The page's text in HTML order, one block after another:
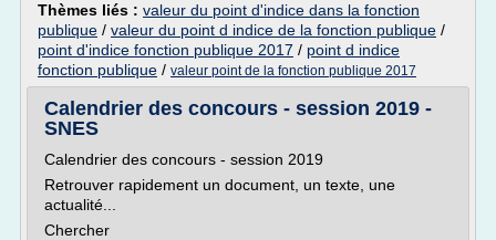
Thèmes liés : valeur du point d'indice dans la fonction
publique / valeur du point d indice de la fonction publique /
point d'indice fonction publique 2017 / point d indice
fonction publique / valeur point de la fonction publique 2017
Calendrier des concours - session 2019 -
SNES
Calendrier des concours - session 2019
Retrouver rapidement un document, un texte, une
actualité...
Chercher